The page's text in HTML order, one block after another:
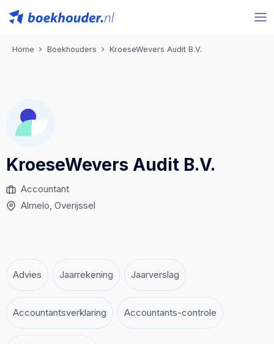
Home Boekhouders KroeseWevers Audit B.V.
KroeseWevers Audit B.V.
Accountant
Almelo, Overijssel
Advies Jaarrekening Jaarverslag
Accountantsverklaring Accountants-controle